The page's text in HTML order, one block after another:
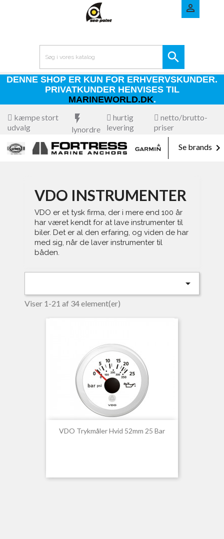


DENNE SHOP ER KUN FOR ERHVERVSKUNDER.
PRIVATKUNDER HENVISES TIL
MARINEWORLD.DK.
kæmpe stort
udvalg
flash_on
lynordre
hurtig
levering
netto/brutto-
priser
Se brands 
VDO INSTRUMENTER
VDO er et tysk firma, der i mere end 100 år
har været kendt for at lave instrumenter til
biler. Det er al den erfaring, og viden de har
med sig, når de laver instrumenter til
båden.

Viser 1-21 af 34 element(er)
VDO Trykmåler Hvid 52mm 25 Bar